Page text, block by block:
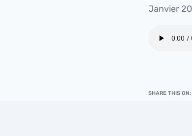
Janvier
SHARE THIS ON: